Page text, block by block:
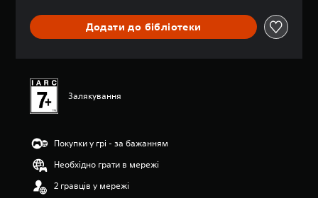
н
я
н
:
.
3
п
Додати до бібліотеки
Залякування
Покупки у грі - за бажанням
Необхідно грати в мережі
2 гравців у мережі